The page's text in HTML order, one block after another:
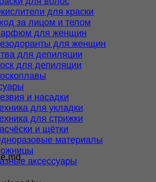
для краски
за лицом и телом
для женщин
для женщин
для депиляции
для депиляции
и насадки
для укладки
для стрижки
и щётки
материалы
аксессуары